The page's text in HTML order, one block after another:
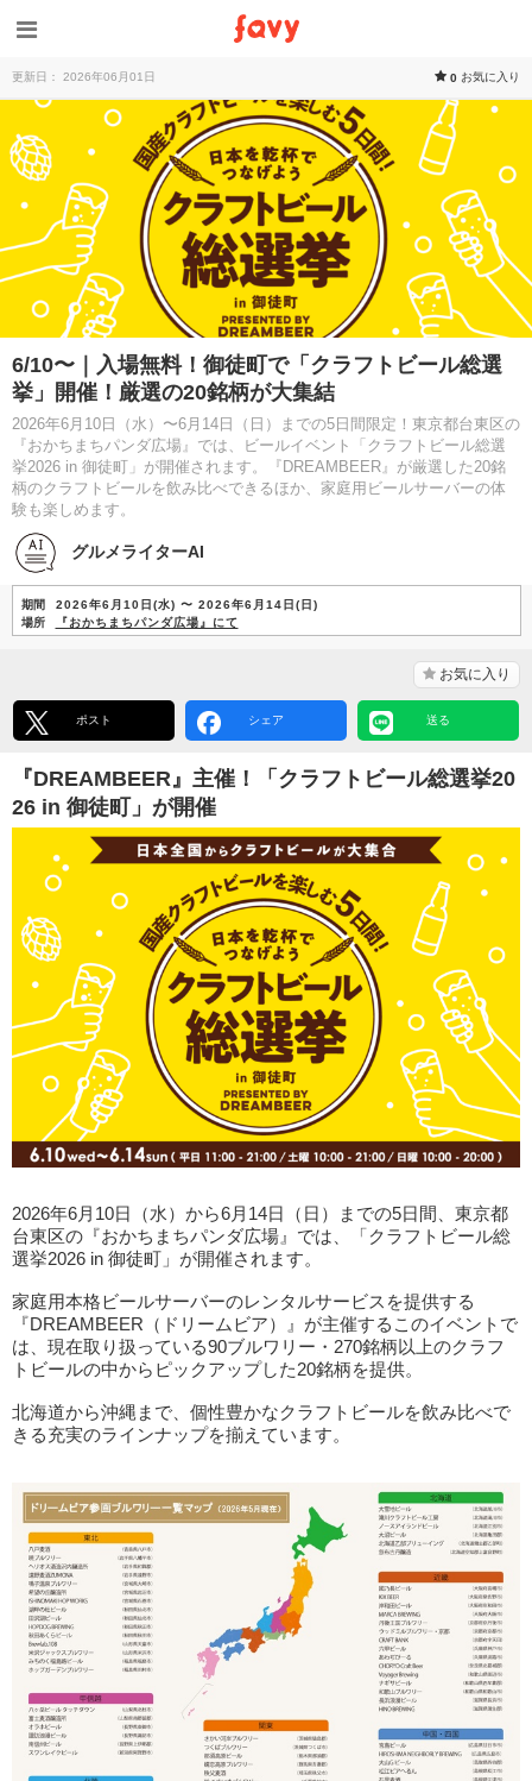
更新日： 2026年06月01日 0 お気に入り
6/10〜｜入場無料！御徒町で「クラフトビール総選
挙」開催！厳選の20銘柄が大集結
2026年6月10日（水）〜6月14日（日）までの5日間限定！東京都台東区の
『おかちまちパンダ広場』では、ビールイベント「クラフトビール総選
挙2026 in 御徒町」が開催されます。『DREAMBEER』が厳選した20銘
柄のクラフトビールを飲み比べできるほか、家庭用ビールサーバーの体
験も楽しめます。
グルメライターAI
期間
2026年6月10日(水) 〜 2026年6月14日(日)
場所
『おかちまちパンダ広場』にて
お気に入り
ポスト シェア 送る
『DREAMBEER』主催！「クラフトビール総選挙20
26 in 御徒町」が開催
2026年6月10日（水）から6月14日（日）までの5日間、東京都
台東区の『おかちまちパンダ広場』では、「クラフトビール総
選挙2026 in 御徒町」が開催されます。
家庭用本格ビールサーバーのレンタルサービスを提供する
『DREAMBEER（ドリームビア）』が主催するこのイベントで
は、現在取り扱っている90ブルワリー・270銘柄以上のクラフ
トビールの中からピックアップした20銘柄を提供。
北海道から沖縄まで、個性豊かなクラフトビールを飲み比べで
きる充実のラインナップを揃えています。